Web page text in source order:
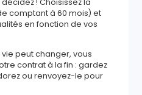
! Choisissez la
comptant à 60 mois) et
en fonction de vos
peut changer, vous
contrat à la fin : gardez
ou renvoyez-le pour